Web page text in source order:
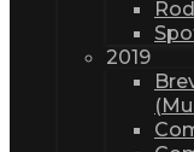
2019